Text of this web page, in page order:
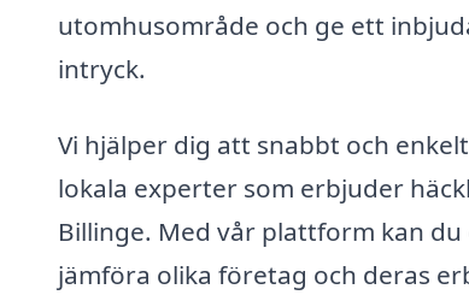
utomhusområde och ge ett
intryck.
Vi hjälper dig att snabbt och
lokala experter som erbjuder
Billinge. Med vår plattform kan du
jämföra olika företag och deras